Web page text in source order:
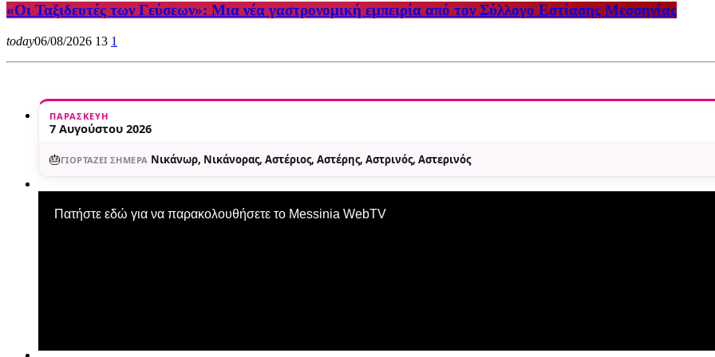
«Οι Ταξιδευτές των Γεύσεων»: Μια νέα γαστρονομική εμπειρία από τον Σύλλογο Εστίασης Μεσσηνίας
today06/08/2026 13 1
ΠΑΡΑΣΚΕΥΉ
7 Αυγούστου 2026
🎂ΓΙΟΡΤΆΖΕΙ ΣΉΜΕΡΑ Νικάνωρ, Νικάνορας, Αστέριος, Αστέρης, Αστρινός, Αστερινός
Πατήστε εδώ για να παρακολουθήσετε το Messinia WebTV